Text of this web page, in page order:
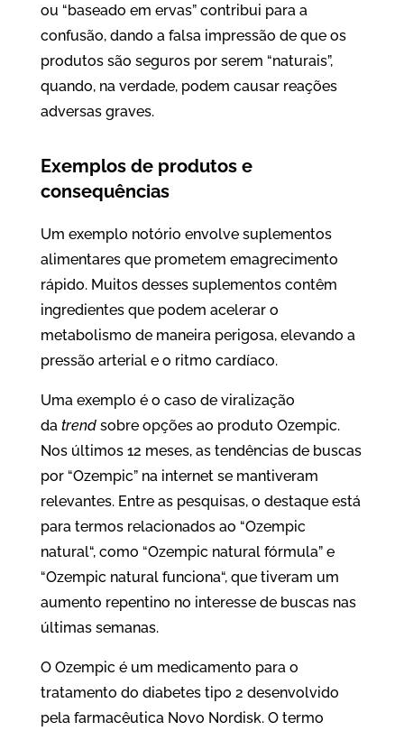
ou “baseado em ervas” contribui para a
confusão, dando a falsa impressão de que os
produtos são seguros por serem “naturais”,
quando, na verdade, podem causar reações
adversas graves.
Exemplos de produtos e
consequências
Um exemplo notório envolve suplementos
alimentares que prometem emagrecimento
rápido. Muitos desses suplementos contêm
ingredientes que podem acelerar o
metabolismo de maneira perigosa, elevando a
pressão arterial e o ritmo cardíaco.
Uma exemplo é o caso de viralização
da trendsobre opções ao produto Ozempic.
Nos últimos 12 meses, as tendências de buscas
por “Ozempic” na internet se mantiveram
relevantes. Entre as pesquisas, o destaque está
para termos relacionados ao “Ozempic
natural“, como “Ozempic natural fórmula” e
“Ozempic natural funciona“, que tiveram um
aumento repentino no interesse de buscas nas
últimas semanas.
O Ozempic é um medicamento para o
tratamento do diabetes tipo 2 desenvolvido
pela farmacêutica Novo Nordisk. O termo